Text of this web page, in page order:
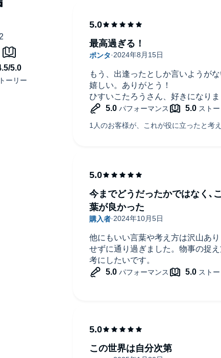
購入後、PCサイトのライブラリー、またはアプリ上
もう、出逢ったとしか言いようがな
嬉しい。ありがとう！
ひすいこたろうさん、好きになりま
最高過ぎる！
他にもいい言葉や考え方は沢山あ
せずに通り過ぎました。物事の捉
考にしたいです。
今までどうだったかではなく､
葉が良かった
この世界は自分次第